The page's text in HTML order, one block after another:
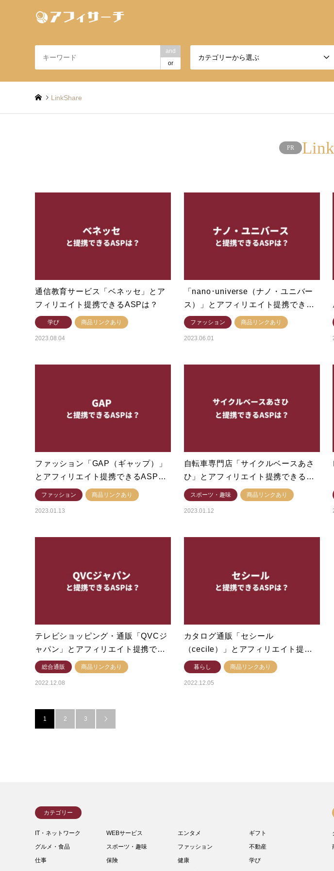
and
or
カテゴリーから選ぶ
LinkShare
通信教育サービス「ベネッセ」とア
フィリエイト提携できるASPは？
学び 商品リンクあり
2023.08.04
「nano･universe（ナノ・ユニバー
ス）」とアフィリエイト提携でき…
ファッション 商品リンクあり
2023.06.01
ファッション「GAP（ギャップ）」
とアフィリエイト提携できるASP…
ファッション 商品リンクあり
2023.01.13
自転車専門店「サイクルベースあさ
ひ」とアフィリエイト提携できる…
スポーツ・趣味 商品リンクあり
2023.01.12
テレビショッピング・通販「QVCジ
ャパン」とアフィリエイト提携で…
総合通販 商品リンクあり
2022.12.08
カタログ通販「セシール
（cecile）」とアフィリエイト提…
暮らし 商品リンクあり
2022.12.05
1 2 3 
カテゴリー
IT・ネットワーク WEBサービス エンタメ
ギフト
グルメ・食品
スポーツ・趣味 ファッション
不動産
仕事
保険 健康
学び